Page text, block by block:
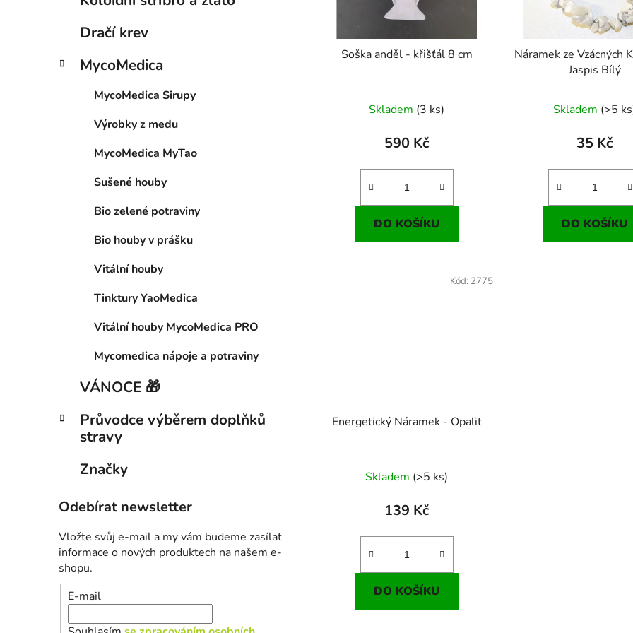
Dračí krev
MycoMedica
MycoMedica Sirupy
Výrobky z medu
MycoMedica MyTao
Sušené houby
Bio zelené potraviny
Bio houby v prášku
Vitální houby
Tinktury YaoMedica
Vitální houby MycoMedica PRO
Mycomedica nápoje a potraviny
VÁNOCE 🎁
Průvodce výběrem doplňků
stravy
Značky
Odebírat newsletter
Vložte svůj e-mail a my vám budeme zasílat
informace o nových produktech na našem e-
shopu.
E-mail
Soška anděl - křišťál 8 cm
Skladem (3 ks)
590 Kč
DO KOŠÍKU
Náramek ze Vzácných
Jaspis Bílý
Skladem (>5
35 Kč
DO KOŠÍKU
Energetický Náramek - Opalit
Skladem (>5 ks)
139 Kč
DO KOŠÍKU
Kód: 2775